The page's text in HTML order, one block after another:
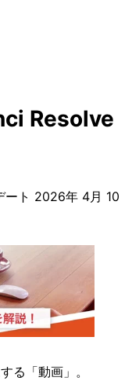
Resolve
ート 2026年 4月 10
る「動画」。